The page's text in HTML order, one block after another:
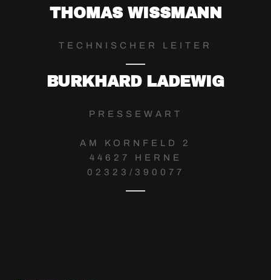
THOMAS WISSMANN
TECHNISCHER LEITER
BURKHARD LADEWIG
PRESSEWART
AM KORNFELD 2
44627 HERNE
02323/390077